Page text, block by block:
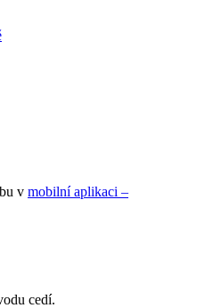
v mobilní aplikaci –
cedí.